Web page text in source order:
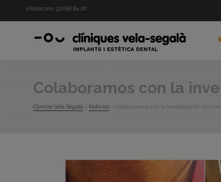
Viladecans: 93 658 84 06
Colaboramos con la
Clínicas Vela Segalà > Noticias > Colaboramos con la investigación del